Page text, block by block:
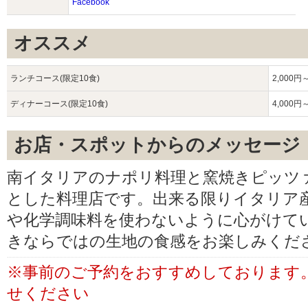
Facebook
オススメ
ランチコース(限定10食) 2,000円
ディナーコース(限定10食) 4,000円
お店・スポットからのメッセージ
南イタリアのナポリ料理と窯焼きピッ
とした料理店です。出来る限りイタリア
や化学調味料を使わないように心がけて
きならではの生地の食感をお楽しみくだ
※事前のご予約をおすすめしております
せください